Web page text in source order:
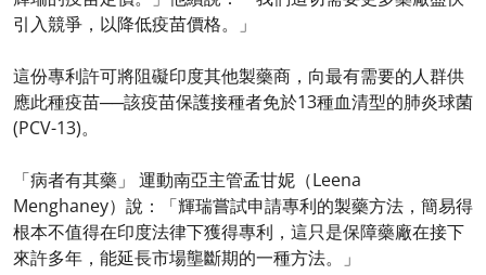
引入競爭，以降低疫苗價格。」
這份專利許可將阻礙印度其他製藥商，向最有需要的人群供
應此種疫苗──該疫苗保護接種者免於13種血清型的肺炎球菌
(PCV-13)。
「病者有其藥」 運動南亞主管孟甘妮（Leena
Menghaney）說：「輝瑞嘗試申請專利的製藥方法，簡易得
根本不值得在印度法律下獲得專利，這只是保障藥廠在接下
來許多年，能延長市場壟斷期的一種方法。」